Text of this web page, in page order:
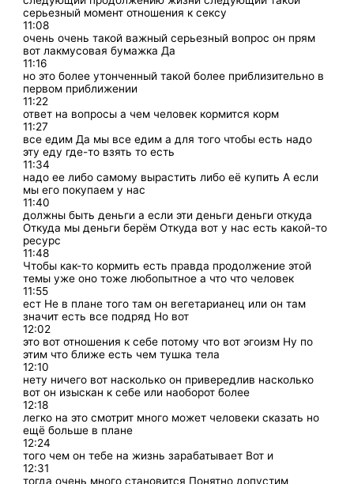
серьезный момент отношения к сексу
11:08
очень очень такой важный серьезный вопрос он прям
вот лакмусовая бумажка Да
11:16
но это более утонченный такой более приблизительно в
первом приближении
11:22
ответ на вопросы а чем человек кормится корм
11:27
все едим Да мы все едим а для того чтобы есть надо
эту еду где-то взять то есть
11:34
надо ее либо самому вырастить либо её купить А если
мы его покупаем у нас
11:40
должны быть деньги а если эти деньги деньги откуда
Откуда мы деньги берём Откуда вот у нас есть какой-то
ресурс
11:48
Чтобы как-то кормить есть правда продолжение этой
темы уже оно тоже любопытное а что что человек
11:55
ест Не в плане того там он вегетарианец или он там
значит есть все подряд Но вот
12:02
это вот отношения к себе потому что вот эгоизм Ну по
этим что ближе есть чем тушка тела
12:10
нету ничего вот насколько он привередлив насколько
вот он изыскан к себе или наоборот более
12:18
легко на это смотрит много может человеки сказать но
ещё больше в плане
12:24
того чем он тебе на жизнь зарабатывает Вот и
12:31
тогда очень много становится Понятно допустим